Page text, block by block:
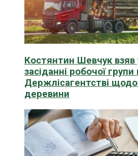
Костянтин Шевчук взяв
засіданні робочої групи
Держлісагентстві
деревини